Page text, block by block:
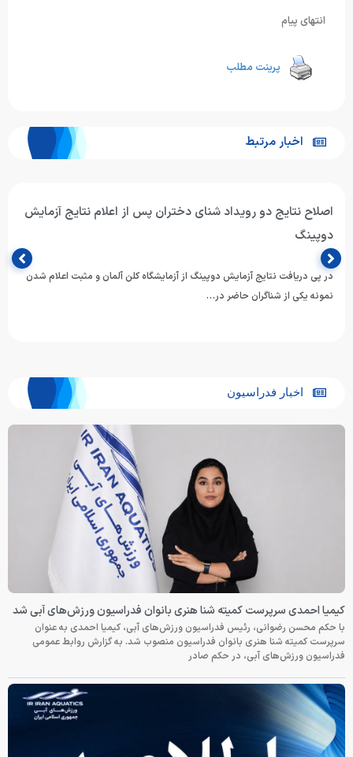
انتهای پیام
پرینت مطلب
اخبار مرتبط
سوئیم همیلتن صدرنشین هفته چهارم لیگ شنای دختران کیش
جایگاه تیم‌ها بر اساس مجموع امتیازات…
اخبار فدراسیون
کیمیا احمدی سرپرست کمیته شنا هنری بانوان فدراسیون ورزش‌های آبی شد
با حکم محسن رضوانی، رئیس فدراسیون ورزش‌های آبی، کیمیا احمدی به عنوان
سرپرست کمیته شنا هنری بانوان فدراسیون منصوب شد. به گزارش روابط عمومی
فدراسیون ورزش‌های آبی، در حکم صادر